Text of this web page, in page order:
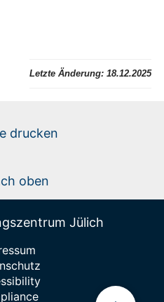
Letzte Änderung: 18.12.2025
drucken
oben
Jülich